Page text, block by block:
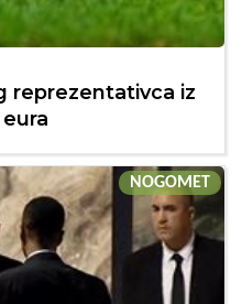
reprezentativca iz
NOGOMET